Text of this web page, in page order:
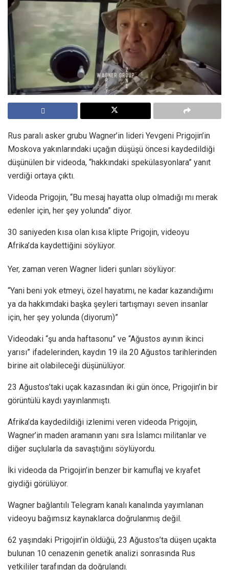
Rus paralı asker grubu Wagner’in lideri Yevgeni Prigojin’in
Moskova yakınlarındaki uçağın düşüşü öncesi kaydedildiği
düşünülen bir videoda, “hakkındaki spekülasyonlara” yanıt
verdiği ortaya çıktı.
Videoda Prigojin, “Bu mesaj hayatta olup olmadığı mı merak
edenler için, her şey yolunda” diyor.
30 saniyeden kısa olan kısa klipte Prigojin, videoyu
Afrika’da kaydettiğini söylüyor.
Yer, zaman veren Wagner lideri şunları söylüyor:
“Yani beni yok etmeyi, özel hayatımı, ne kadar kazandığımı
ya da hakkımdaki başka şeyleri tartışmayı seven insanlar
için, her şey yolunda (diyorum)”
Videodaki “şu anda haftasonu” ve “Ağustos ayının ikinci
yarısı” ifadelerinden, kaydın 19 ila 20 Ağustos tarihlerinden
birine ait olabileceği düşünülüyor.
23 Ağustos’taki uçak kazasından iki gün önce, Prigojin’in bir
görüntülü kaydı yayınlanmıştı.
Afrika’da kaydedildiği izlenimi veren videoda Prigojin,
Wagner’in maden aramanın yanı sıra İslamcı militanlar ve
diğer suçlularla da savaştığını söylüyordu.
İki videoda da Prigojin’in benzer bir kamuflaj ve kıyafet
giydiği görülüyor.
Wagner bağlantılı Telegram kanalı kanalında yayımlanan
videoyu bağımsız kaynaklarca doğrulanmış değil.
62 yaşındaki Prigojin’in öldüğü, 23 Ağustos’ta düşen uçakta
bulunan 10 cenazenin genetik analizi sonrasında Rus
yetkililer tarafından da doğrulandı.